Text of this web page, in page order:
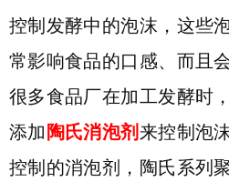
控制发酵中的泡沫，这些
常影响食品的口感、而且
很多食品厂在加工发酵时
添加 陶氏消泡剂 来控制泡
控制的消泡剂，陶氏系列